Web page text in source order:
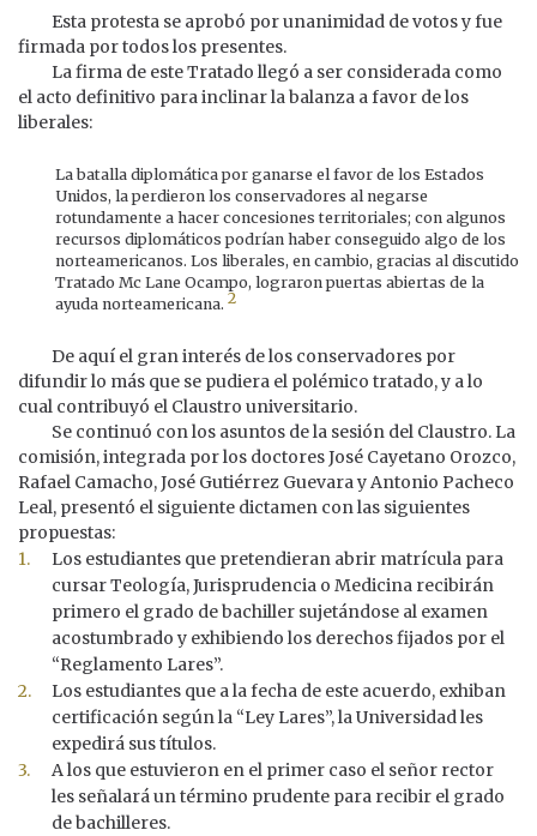
Esta protesta se aprobó por unanimidad de votos y fue
firmada por todos los presentes.
La firma de este Tratado llegó a ser considerada como
el acto definitivo para inclinar la balanza a favor de los
liberales:
La batalla diplomática por ganarse el favor de los Estados
Unidos, la perdieron los conservadores al negarse
rotundamente a hacer concesiones territoriales; con algunos
recursos diplomáticos podrían haber conseguido algo de los
norteamericanos. Los liberales, en cambio, gracias al discutido
Tratado Mc Lane Ocampo, lograron puertas abiertas de la
ayuda norteamericana. 2
De aquí el gran interés de los conservadores por
difundir lo más que se pudiera el polémico tratado, y a lo
cual contribuyó el Claustro universitario.
Se continuó con los asuntos de la sesión del Claustro. La
comisión, integrada por los doctores José Cayetano Orozco,
Rafael Camacho, José Gutiérrez Guevara y Antonio Pacheco
Leal, presentó el siguiente dictamen con las siguientes
propuestas:
Los estudiantes que pretendieran abrir matrícula para
cursar Teología, Jurisprudencia o Medicina recibirán
primero el grado de bachiller sujetándose al examen
acostumbrado y exhibiendo los derechos fijados por el
“Reglamento Lares”.
Los estudiantes que a la fecha de este acuerdo, exhiban
certificación según la “Ley Lares”, la Universidad les
expedirá sus títulos.
A los que estuvieron en el primer caso el señor rector
les señalará un término prudente para recibir el grado
de bachilleres.